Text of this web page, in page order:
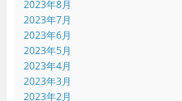
2023年8月
2023年7月
2023年6月
2023年5月
2023年4月
2023年3月
2023年2月